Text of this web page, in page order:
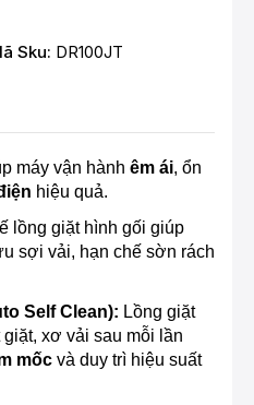
Sku: DR100JT
máy vận hành êm ái, ổn
hiệu quả.
lồng giặt hình gối giúp
sợi vải, hạn chế sờn rách
Self Clean): Lồng giặt
xơ vải sau mỗi lần
mốc và duy trì hiệu suất